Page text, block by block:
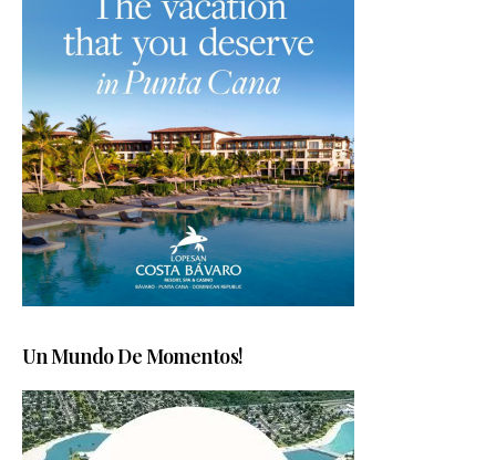
Un Mundo De Momentos!